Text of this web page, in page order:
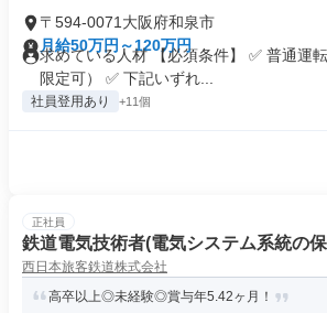
〒594-0071大阪府和泉市
月給50万円～120万円
求めている人材 【必須条件】 ✅ 普通運
限定可） ✅ 下記いずれ...
社員登用あり +11個
正社員
鉄道電気技術者(電気システム系統の
西日本旅客鉄道株式会社
高卒以上◎未経験◎賞与年5.42ヶ月！